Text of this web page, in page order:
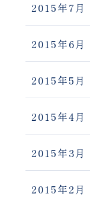
2015年7月
2015年6月
2015年5月
2015年4月
2015年3月
2015年2月